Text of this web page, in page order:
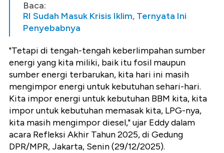
Baca:
RI Sudah Masuk Krisis Iklim, Ternyata Ini
Penyebabnya
"Tetapi di tengah-tengah keberlimpahan sumber
energi yang kita miliki, baik itu fosil maupun
sumber energi terbarukan, kita hari ini masih
mengimpor energi untuk kebutuhan sehari-hari.
Kita impor energi untuk kebutuhan BBM kita, kita
impor untuk kebutuhan memasak kita, LPG-nya,
kita masih mengimpor diesel," ujar Eddy dalam
acara Refleksi Akhir Tahun 2025, di Gedung
DPR/MPR, Jakarta, Senin (29/12/2025).